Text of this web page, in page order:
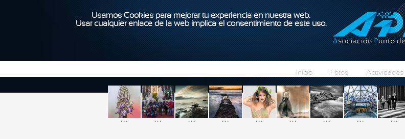
Usamos Cookies para mejorar tu experiencia en nuestra web.
Usar cualquier enlace de la web implica el consentimiento de este uso.
Pasar al contenido principal
Inicio Fotos Actividades
... ... ... ... ... ... ... ... ...